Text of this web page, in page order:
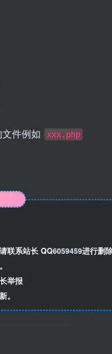
件例如 xxx.php
联系站长 QQ6059459进行删
举报
。